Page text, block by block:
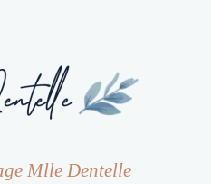
Mlle Dentelle